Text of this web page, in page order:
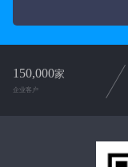
150,000家
企业客户